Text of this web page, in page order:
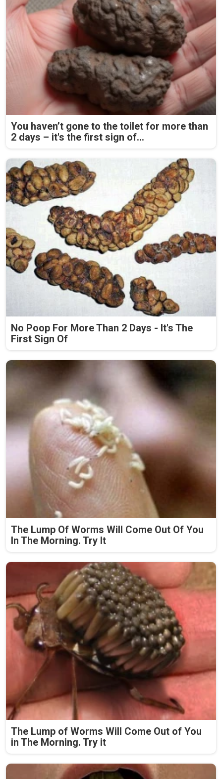
You haven’t gone to the toilet for more than
2 days – it's the first sign of...
No Poop For More Than 2 Days - It's The
First Sign Of
The Lump Of Worms Will Come Out Of You
In The Morning. Try It
The Lump of Worms Will Come Out of You
in The Morning. Try it